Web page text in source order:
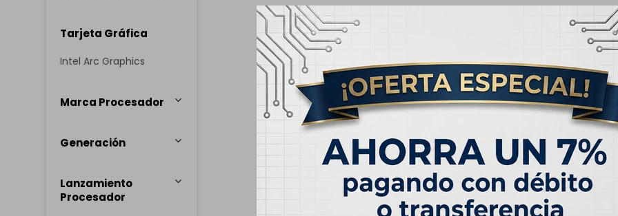
Tarjeta Gráfica
Intel Arc Graphics
Marca Procesador
Generación
Lanzamiento
Procesador